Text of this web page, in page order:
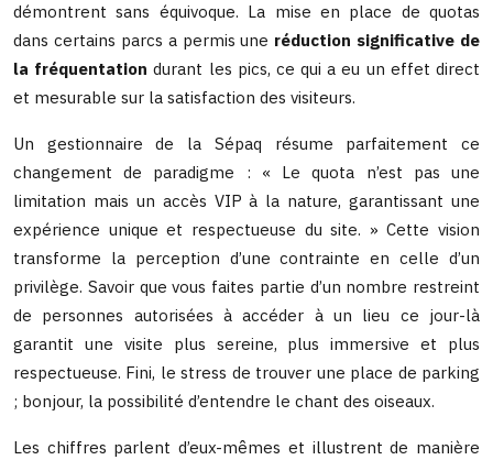
démontrent sans équivoque. La mise en place de quotas
dans certains parcs a permis une réduction significative de
la fréquentation durant les pics, ce qui a eu un effet direct
et mesurable sur la satisfaction des visiteurs.
Un gestionnaire de la Sépaq résume parfaitement ce
changement de paradigme : « Le quota n’est pas une
limitation mais un accès VIP à la nature, garantissant une
expérience unique et respectueuse du site. » Cette vision
transforme la perception d’une contrainte en celle d’un
privilège. Savoir que vous faites partie d’un nombre restreint
de personnes autorisées à accéder à un lieu ce jour-là
garantit une visite plus sereine, plus immersive et plus
respectueuse. Fini, le stress de trouver une place de parking
; bonjour, la possibilité d’entendre le chant des oiseaux.
Les chiffres parlent d’eux-mêmes et illustrent de manière